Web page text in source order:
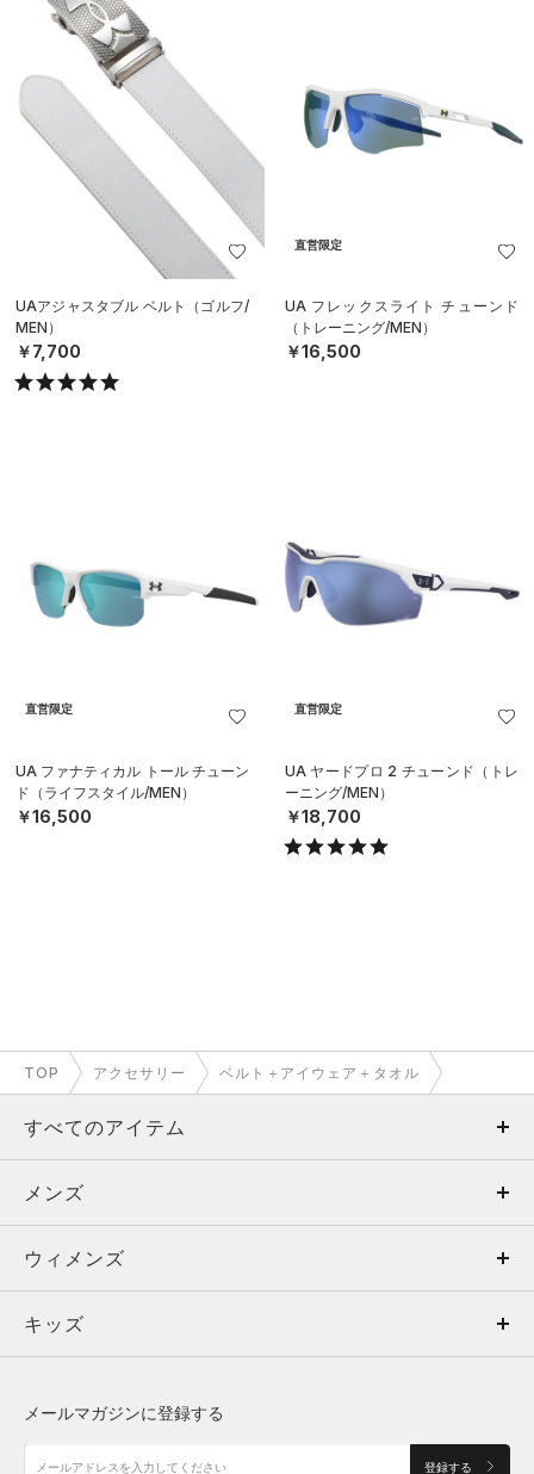
UAアジャスタブル ベルト（ゴルフ/
MEN）
￥7,700
直営限定
UA フレックスライト チューンド
（トレーニング/MEN）
￥16,500
直営限定
UA ファナティカル トール チューン
ド（ライフスタイル/MEN）
￥16,500
直営限定
UA ヤードプロ 2 チューンド（トレ
ーニング/MEN）
￥18,700
TOP アクセサリー ベルト＋アイウェア＋タオル
すべてのアイテム
メンズ
ウィメンズ
キッズ
アクセサリー
メンズ
トップス
ボトムス
アクセサリー
ウィメンズ
トップス
シューズ
キッズ
メールマガジンに登録する
登録する